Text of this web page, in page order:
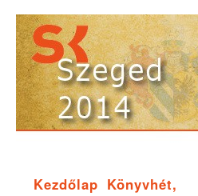
Kezdőlap Könyvhét,